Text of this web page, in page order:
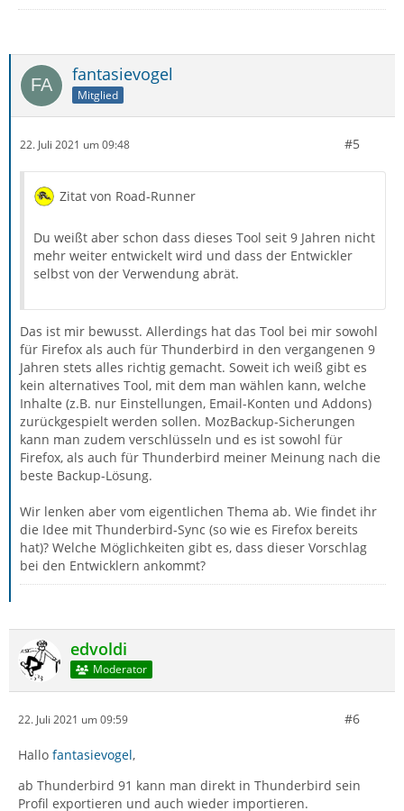
fantasievogel
Mitglied
22. Juli 2021 um 09:48 #5
Zitat von Road-Runner
Du weißt aber schon dass dieses Tool seit 9 Jahren nicht
mehr weiter entwickelt wird und dass der Entwickler
selbst von der Verwendung abrät.
Das ist mir bewusst. Allerdings hat das Tool bei mir sowohl
für Firefox als auch für Thunderbird in den vergangenen 9
Jahren stets alles richtig gemacht. Soweit ich weiß gibt es
kein alternatives Tool, mit dem man wählen kann, welche
Inhalte (z.B. nur Einstellungen, Email-Konten und Addons)
zurückgespielt werden sollen. MozBackup-Sicherungen
kann man zudem verschlüsseln und es ist sowohl für
Firefox, als auch für Thunderbird meiner Meinung nach die
beste Backup-Lösung.
Wir lenken aber vom eigentlichen Thema ab. Wie findet ihr
die Idee mit Thunderbird-Sync (so wie es Firefox bereits
hat)? Welche Möglichkeiten gibt es, dass dieser Vorschlag
bei den Entwicklern ankommt?
edvoldi
Moderator
22. Juli 2021 um 09:59 #6
Hallo fantasievogel,
ab Thunderbird 91 kann man direkt in Thunderbird sein
Profil exportieren und auch wieder importieren.